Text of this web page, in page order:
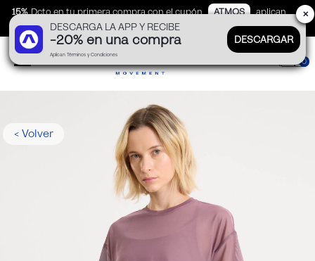
15% Dcto en tu primera compra con el cupón ATMOS
aplican
TyC
0
< Volver
DESCARGA LA APP Y RECIBE
-20% en una compra
Aplican Términos y Condiciones
DESCARGAR
✕